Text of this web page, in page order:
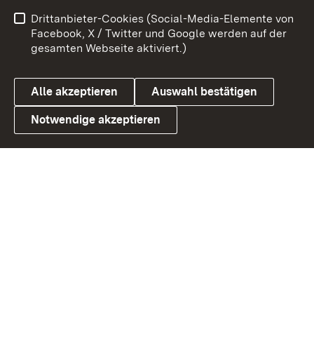
Link zum Landesportal
Barrierefreiheit
Datenschutz
Cookies
Drittanbieter-Cookies (Social-Media-Elemente von
Facebook, X / Twitter und Google werden auf der
gesamten Webseite aktiviert.)
Alle akzeptieren Auswahl bestätigen
Notwendige akzeptieren